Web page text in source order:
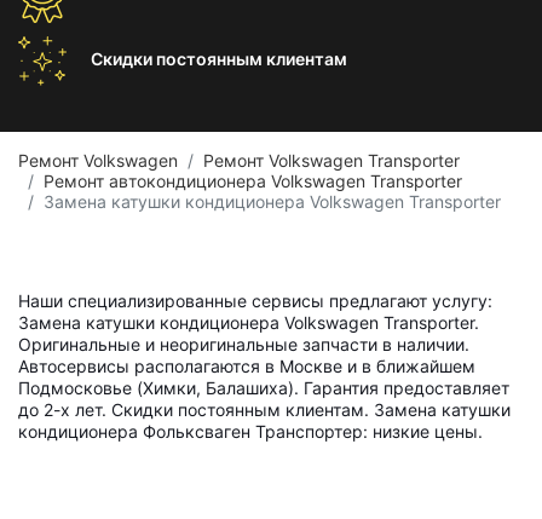
Скидки постоянным клиентам
Ремонт Volkswagen
Ремонт Volkswagen Transporter
Ремонт автокондиционера Volkswagen Transporter
Замена катушки кондиционера Volkswagen Transporter
Наши специализированные сервисы предлагают услугу:
Замена катушки кондиционера Volkswagen Transporter.
Оригинальные и неоригинальные запчасти в наличии.
Автосервисы располагаются в Москве и в ближайшем
Подмосковье (Химки, Балашиха). Гарантия предоставляет
до 2-х лет. Скидки постоянным клиентам. Замена катушки
кондиционера Фольксваген Транспортер: низкие цены.